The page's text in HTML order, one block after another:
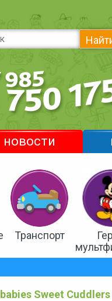
новости
Транспорт
Sweet Cuddlers